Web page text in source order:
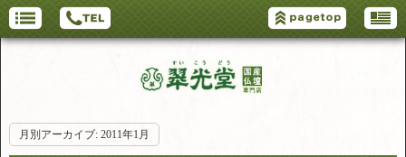
月別アーカイブ: 2011年1月